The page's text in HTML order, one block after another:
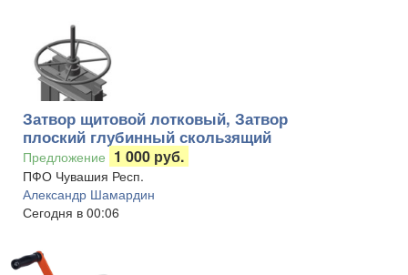
Затвор щитовой лотковый, Затвор
плоский глубинный скользящий
Предложение 1 000 руб.
ПФО Чувашия Респ.
Александр Шамардин
Сегодня в 00:06